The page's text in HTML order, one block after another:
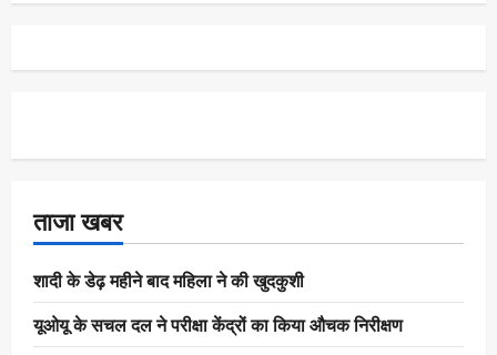
ताजा खबर
शादी के डेढ़ महीने बाद महिला ने की खुदकुशी
यूओयू के सचल दल ने परीक्षा केंद्रों का किया औचक निरीक्षण